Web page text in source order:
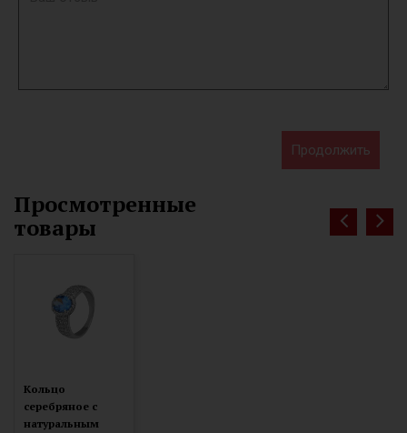
Продолжить
Просмотренные
товары
Кольцо
серебряное с
натуральным